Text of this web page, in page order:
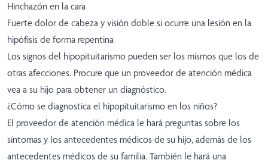
Hinchazón en la cara
Fuerte dolor de cabeza y visión doble si ocurre una lesión en la
hipófisis de forma repentina
Los signos del hipopituitarismo pueden ser los mismos que los de
otras afecciones. Procure que un proveedor de atención médica
vea a su hijo para obtener un diagnóstico.
¿Cómo se diagnostica el hipopituitarismo en los niños?
El proveedor de atención médica le hará preguntas sobre los
síntomas y los antecedentes médicos de su hijo, además de los
antecedentes médicos de su familia. También le hará una